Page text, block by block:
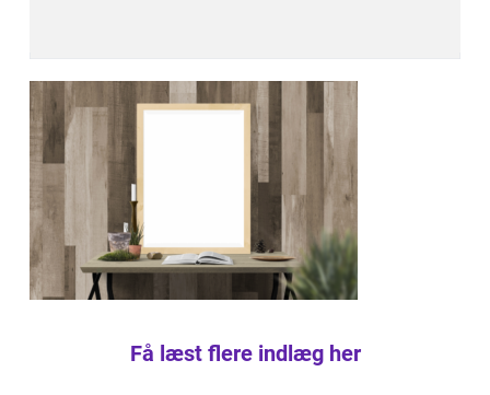
Få læst flere indlæg her